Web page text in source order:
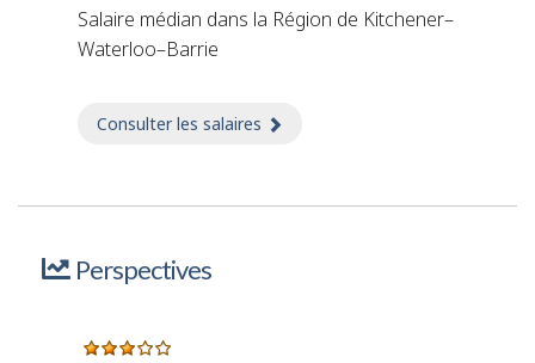
Salaire médian dans la Région de Kitchener–
Waterloo–Barrie
Consulter les salaires
Perspectives